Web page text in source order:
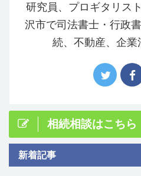
研究員、プロギタリス
沢市で司法書士・行政
続、不動産、企業
相続相談はこちら
新着記事